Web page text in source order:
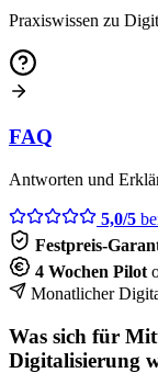
Praxiswissen zu
FAQ
Antworten und
5,0/5
Festpreis-
4 Wochen Pilot
Monatlicher
Was sich für
Digitalisierung